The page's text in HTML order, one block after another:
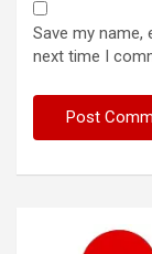
Save my name,
next time I